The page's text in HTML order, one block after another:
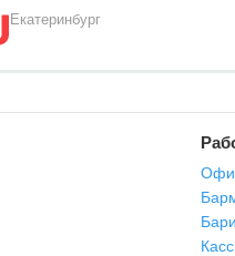
Екатеринбург